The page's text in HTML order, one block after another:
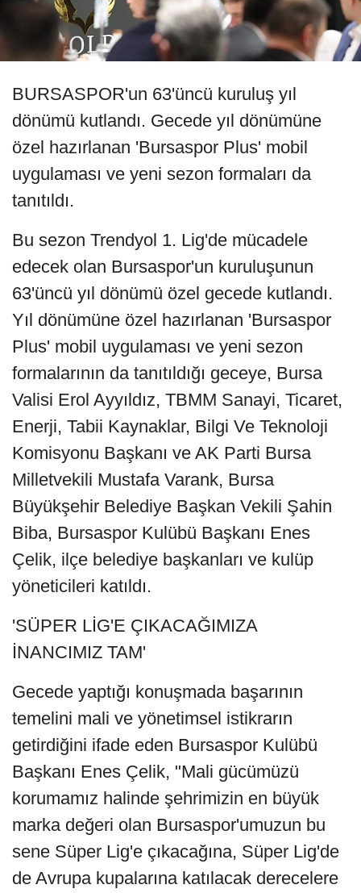
BURSASPOR'un 63'üncü kuruluş yıl
dönümü kutlandı. Gecede yıl dönümüne
özel hazırlanan 'Bursaspor Plus' mobil
uygulaması ve yeni sezon formaları da
tanıtıldı.
Bu sezon Trendyol 1. Lig'de mücadele
edecek olan Bursaspor'un kuruluşunun
63'üncü yıl dönümü özel gecede kutlandı.
Yıl dönümüne özel hazırlanan 'Bursaspor
Plus' mobil uygulaması ve yeni sezon
formalarının da tanıtıldığı geceye, Bursa
Valisi Erol Ayyıldız, TBMM Sanayi, Ticaret,
Enerji, Tabii Kaynaklar, Bilgi Ve Teknoloji
Komisyonu Başkanı ve AK Parti Bursa
Milletvekili Mustafa Varank, Bursa
Büyükşehir Belediye Başkan Vekili Şahin
Biba, Bursaspor Kulübü Başkanı Enes
Çelik, ilçe belediye başkanları ve kulüp
yöneticileri katıldı.
'SÜPER LİG'E ÇIKACAĞIMIZA
İNANCIMIZ TAM'
Gecede yaptığı konuşmada başarının
temelini mali ve yönetimsel istikrarın
getirdiğini ifade eden Bursaspor Kulübü
Başkanı Enes Çelik, "Mali gücümüzü
korumamız halinde şehrimizin en büyük
marka değeri olan Bursaspor'umuzun bu
sene Süper Lig'e çıkacağına, Süper Lig'de
de Avrupa kupalarına katılacak derecelere